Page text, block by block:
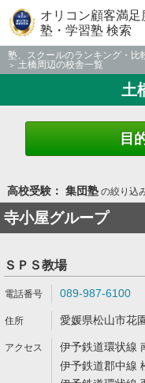
オリコン顧客満
塾・学習塾 検索
塾、スクールのランキング・比
土橋周辺の校舎一覧
土
目
高校受験： 集団塾の絞り込
寺小屋グループ
ＳＰＳ教場
089-987-6100
愛媛県松山市花
伊予鉄道環状線
伊予鉄道郡中線